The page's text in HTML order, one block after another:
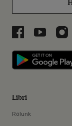
Libri aLibri a
Libri
Rólunk